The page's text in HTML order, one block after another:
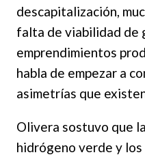
descapitalización,
falta de viabilidad de
emprendimientos
habla de empezar a
asimetrías que
Olivera sostuvo que
hidrógeno verde y